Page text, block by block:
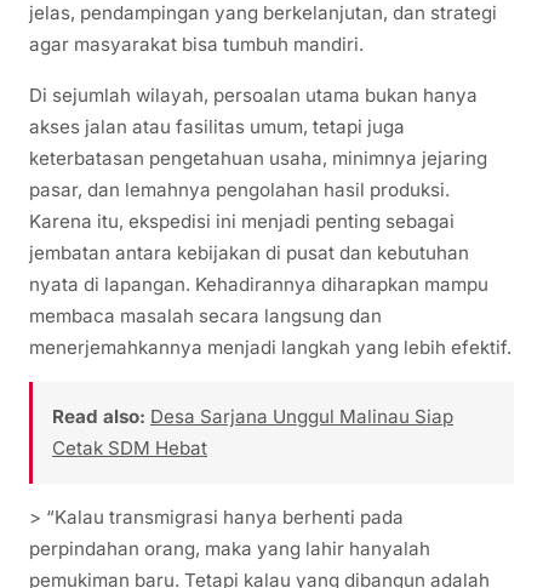
jelas, pendampingan yang berkelanjutan, dan strategi
agar masyarakat bisa tumbuh mandiri.
Di sejumlah wilayah, persoalan utama bukan hanya
akses jalan atau fasilitas umum, tetapi juga
keterbatasan pengetahuan usaha, minimnya jejaring
pasar, dan lemahnya pengolahan hasil produksi.
Karena itu, ekspedisi ini menjadi penting sebagai
jembatan antara kebijakan di pusat dan kebutuhan
nyata di lapangan. Kehadirannya diharapkan mampu
membaca masalah secara langsung dan
menerjemahkannya menjadi langkah yang lebih efektif.
Read also: Desa Sarjana Unggul Malinau Siap
Cetak SDM Hebat
> “Kalau transmigrasi hanya berhenti pada
perpindahan orang, maka yang lahir hanyalah
pemukiman baru. Tetapi kalau yang dibangun adalah